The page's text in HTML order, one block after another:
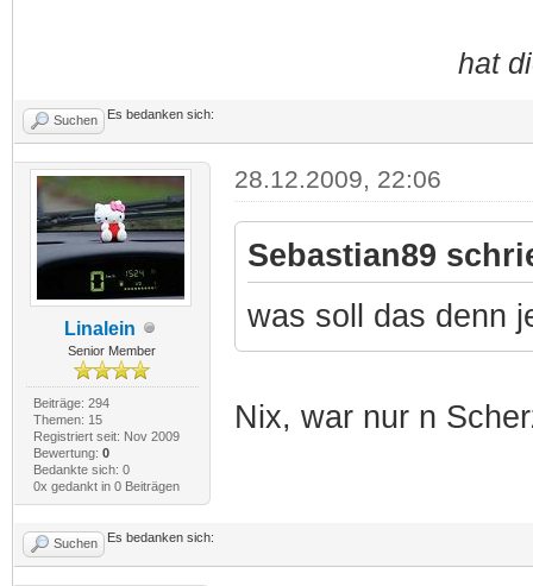
hat
Suchen Es bedanken sich:
Linalein
Senior Member
Beiträge: 294
Themen: 15
Registriert seit: Nov 2009
Bewertung: 0
Bedankte sich: 0
0x gedankt in 0 Beiträgen
28.12.2009, 22:06
Sebastian89
was soll das denn
Nix, war nur n
Suchen Es bedanken sich: